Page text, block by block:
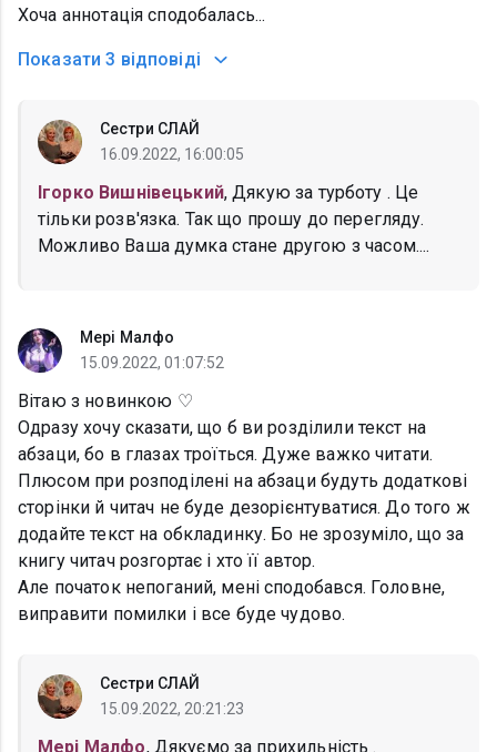
Хоча аннотація сподобалась...
Показати 3 відповіді
Сестри СЛАЙ
16.09.2022, 16:00:05
Ігорко Вишнівецький, Дякую за турботу . Це
тільки розв'язка. Так що прошу до перегляду.
Можливо Ваша думка стане другою з часом....
Мері Малфо
15.09.2022, 01:07:52
Вітаю з новинкою ♡
Одразу хочу сказати, що б ви розділили текст на
абзаци, бо в глазах троїться. Дуже важко читати.
Плюсом при розподілені на абзаци будуть додаткові
сторінки й читач не буде дезорієнтуватися. До того ж
додайте текст на обкладинку. Бо не зрозуміло, що за
книгу читач розгортає і хто її автор.
Але початок непоганий, мені сподобався. Головне,
виправити помилки і все буде чудово.
Сестри СЛАЙ
15.09.2022, 20:21:23
Мері Малфо, Дякуємо за прихильність .